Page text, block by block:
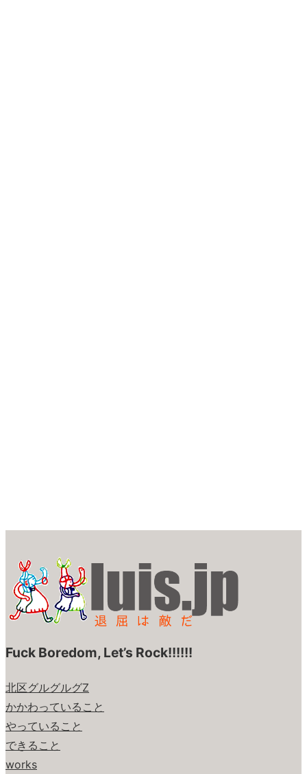
Fuck Boredom, Let’s Rock!!!!!!
北区グルグルグZ
かかわっていること
やっていること
できること
works